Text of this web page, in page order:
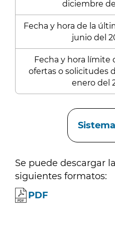
diciembre
Fecha y hora de la
junio del
Fecha y hora límite
ofertas o solicitudes
enero del
Se puede descargar
siguientes formatos:
PDF